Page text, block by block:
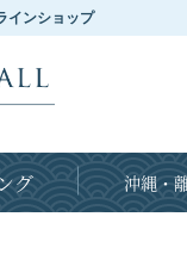
インショップ
グ 沖縄・